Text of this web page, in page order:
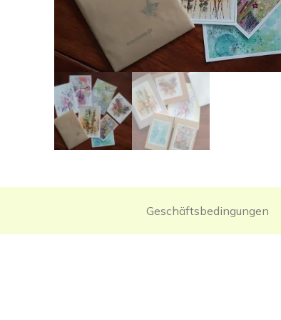
Geschäftsbedingungen